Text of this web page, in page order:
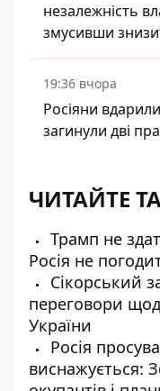
незалежність
змусивши
19:36 вчора
Росіяни
загинули дві
ЧИТАЙТЕ
Трамп не
Росія не
Сікорський
переговори
України
Росія
виснажується: